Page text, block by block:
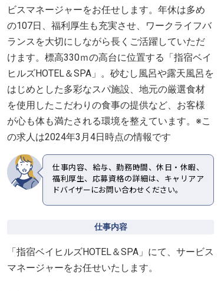
ビスマネージャーをお任せします。年休は多め
の107日、福利厚生も充実させ、ワークライフバ
ランスを大切にしながら長くご活躍していただ
けます。標高330ｍの高台に位置する「指宿ベイ
ヒルズHOTEL＆SPA」。砂むし風呂や露天風呂を
はじめとした多彩なスパ施設、地元の厳選食材
を使用したこだわりの食事の提供など、お客様
が心も体も満たされる環境を整えています。※こ
の求人は2024年3月4日時点の情報です
仕事内容、給与、勤務時間、休日・休暇、
福利厚生、応募資格の詳細は、キャリアア
ドバイザーにお問い合わせください。
仕事内容
「指宿ベイヒルズHOTEL＆SPA」にて、サービス
マネージャーをお任せいたします。